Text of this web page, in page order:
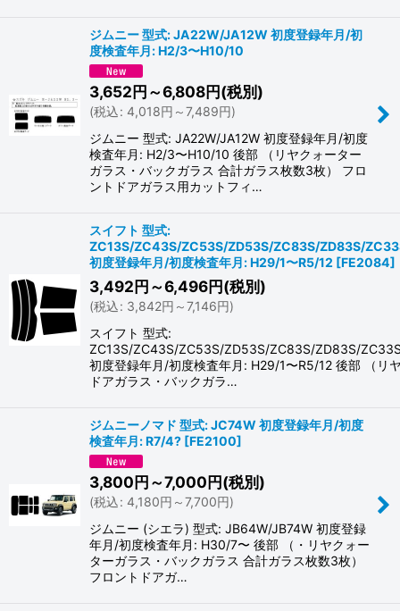
ジムニー 型式: JA22W/JA12W 初度登録年月/初
度検査年月: H2/3〜H10/10
3,652円～6,808円(税別)
(税込: 4,018円 ～7,489円)
ジムニー 型式: JA22W/JA12W 初度登録年月/初度
検査年月: H2/3〜H10/10 後部 （リヤクォーター
ガラス・バックガラス 合計ガラス枚数3枚） フロ
ントドアガラス用カットフィ…
スイフト 型式:
ZC13S/ZC43S/ZC53S/ZD53S/ZC83S/ZD83S/
初度登録年月/初度検査年月: H29/1〜R5/12 [FE2084]
3,492円～6,496円(税別)
(税込: 3,842円 ～7,146円)
スイフト 型式:
ZC13S/ZC43S/ZC53S/ZD53S/ZC83S/ZD83S/
初度登録年月/初度検査年月: H29/1〜R5/12 後部 （リ
ドアガラス・バックガラ…
ジムニーノマド 型式: JC74W 初度登録年月/初度
検査年月: R7/4? [FE2100]
3,800円～7,000円(税別)
(税込: 4,180円 ～7,700円)
ジムニー (シエラ) 型式: JB64W/JB74W 初度登録
年月/初度検査年月: H30/7〜 後部 （・リヤクォー
ターガラス・バックガラス 合計ガラス枚数3枚）
フロントドアガ…